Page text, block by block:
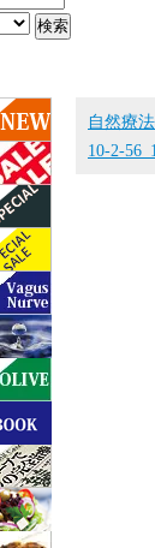
自然療
10-2-